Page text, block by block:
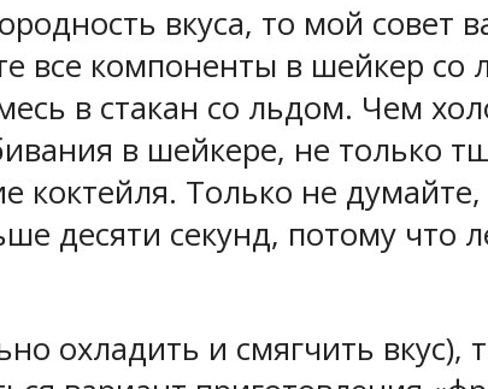
вкуса, то мой совет
все компоненты в шейкер со
в стакан со льдом. Чем
в шейкере, не только
коктейля. Только не
десяти секунд, потому что
охладить и смягчить